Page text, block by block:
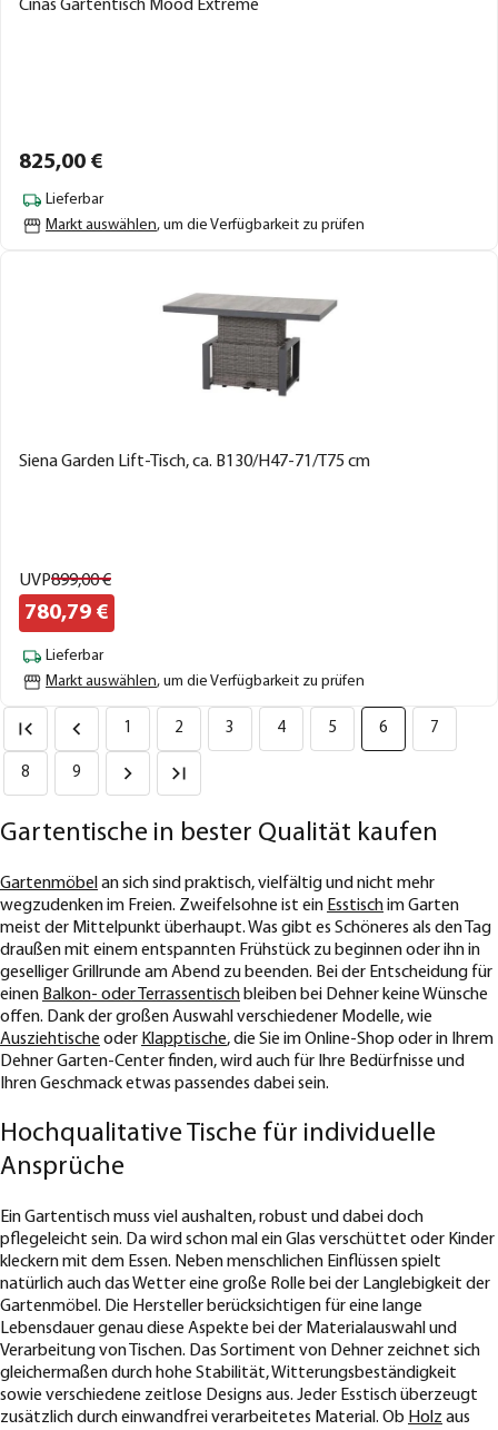
Cinas Gartentisch Mood Extreme
825,00 €
Lieferbar
Markt auswählen, um die Verfügbarkeit zu prüfen
Siena Garden Lift-Tisch, ca. B130/H47-71/T75 cm
UVP899,00€
780,79 €
Lieferbar
Markt auswählen, um die Verfügbarkeit zu prüfen
1 2 3 4 5 6 7
8 9
Gartentische in bester Qualität kaufen
Gartenmöbelan sich sind praktisch, vielfältig und nicht mehr
wegzudenken im Freien. Zweifelsohne ist ein Esstischim Garten
meist der Mittelpunkt überhaupt. Was gibt es Schöneres als den Tag
draußen mit einem entspannten Frühstück zu beginnen oder ihn in
geselliger Grillrunde am Abend zu beenden. Bei der Entscheidung für
einen Balkon- oder Terrassentischbleiben bei Dehner keine Wünsche
offen. Dank der großen Auswahl verschiedener Modelle, wie
Ausziehtische oder Klapptische, die Sie im Online-Shop oder in Ihrem
Dehner Garten-Center finden, wird auch für Ihre Bedürfnisse und
Ihren Geschmack etwas passendes dabei sein.
Hochqualitative Tische für individuelle
Ansprüche
Ein Gartentisch muss viel aushalten, robust und dabei doch
pflegeleicht sein. Da wird schon mal ein Glas verschüttet oder Kinder
kleckern mit dem Essen. Neben menschlichen Einflüssen spielt
natürlich auch das Wetter eine große Rolle bei der Langlebigkeit der
Gartenmöbel. Die Hersteller berücksichtigen für eine lange
Lebensdauer genau diese Aspekte bei der Materialauswahl und
Verarbeitung von Tischen. Das Sortiment von Dehner zeichnet sich
gleichermaßen durch hohe Stabilität, Witterungsbeständigkeit
sowie verschiedene zeitlose Designs aus. Jeder Esstisch überzeugt
zusätzlich durch einwandfrei verarbeitetes Material. Ob Holz aus